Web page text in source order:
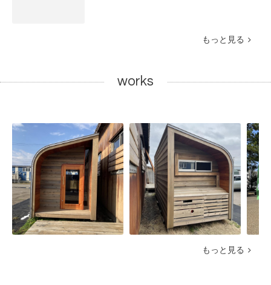
もっと見る
works
もっと見る